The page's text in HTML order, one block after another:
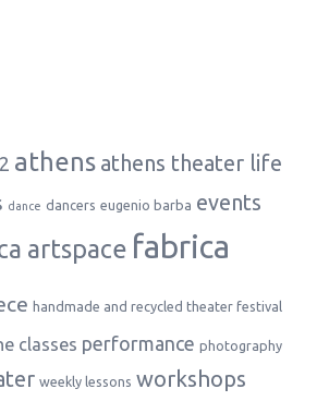
athens athens theater life
dance dancers eugenio barba events
artspace fabrica
handmade and recycled theater festival
classes performance photography
weekly lessons workshops